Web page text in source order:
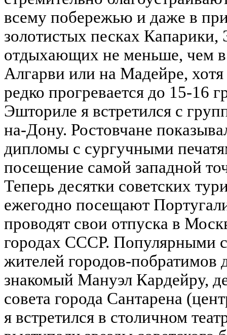
всему побережью и даже в
золотистых песках
отдыхающих не меньше, чем
Алгарви или на Мадейре, хотя
редко прогревается до 15-16
Эшториле я встретился с
на-Дону. Ростовчане
дипломы с сургучными
посещение самой западной
Теперь десятки советских
ежегодно посещают
проводят свои отпуска в
городах СССР. Популярными
жителей городов-побратимов
знакомый Мануэл Кардейру,
совета города Сантарена
я встретился в столичном